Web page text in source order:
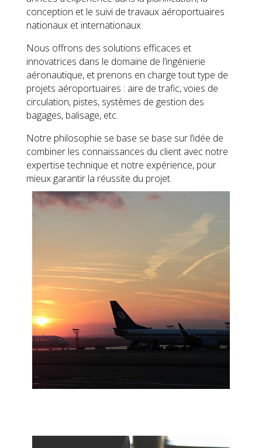
conception et le suivi de travaux aéroportuaires
nationaux et internationaux.
Nous offrons des solutions efficaces et
innovatrices dans le domaine de l’ingénierie
aéronautique, et prenons en charge tout type de
projets aéroportuaires : aire de trafic, voies de
circulation, pistes, systèmes de gestion des
bagages, balisage, etc.
Notre philosophie se base se base sur l’idée de
combiner les connaissances du client avec notre
expertise technique et notre expérience, pour
mieux garantir la réussite du projet.